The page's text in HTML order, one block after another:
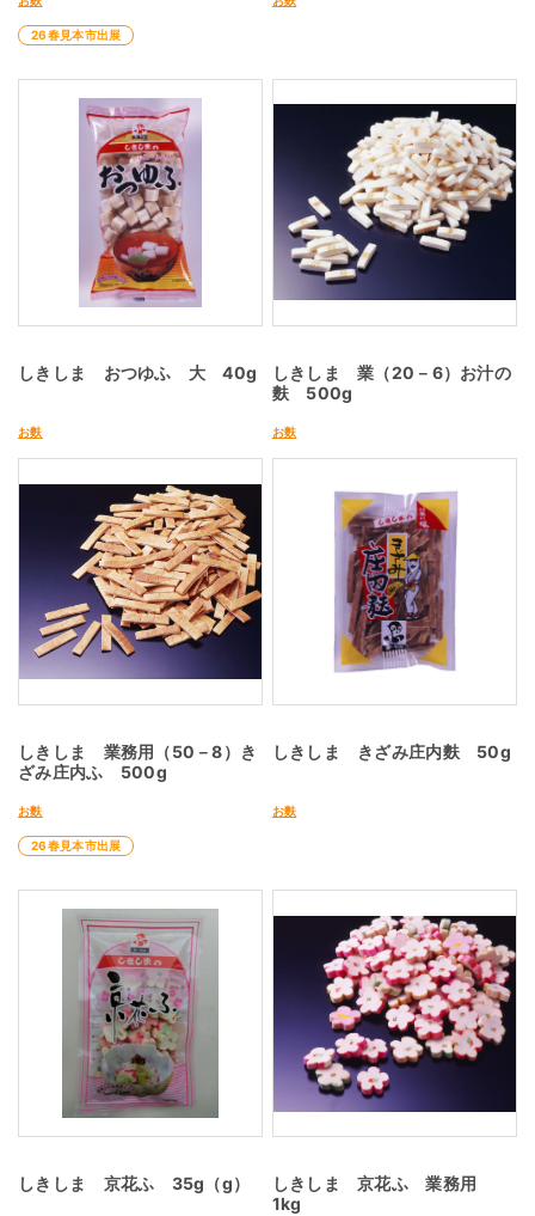
26春見本市出展
しきしま おつゆふ 大 40g
お麩
しきしま 業（20－6）お汁の
麩 500g
お麩
しきしま 業務用（50－8）き
ざみ庄内ふ 500g
お麩
26春見本市出展
しきしま きざみ庄内麩 50g
お麩
しきしま 京花ふ 35g（g）
しきしま 京花ふ 業務用
1kg